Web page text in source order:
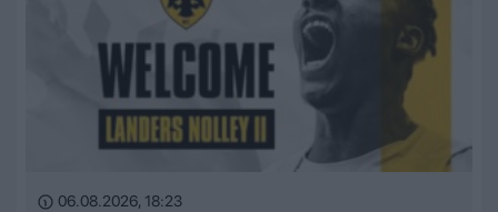
06.08.2026, 18:23